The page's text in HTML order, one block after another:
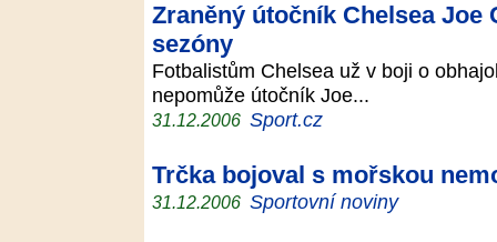
Zraněný útočník Chelsea Joe
sezóny
Fotbalistům Chelsea už v boji o
nepomůže útočník Joe...
31.12.2006 Sport.cz
Trčka bojoval s mořskou
31.12.2006 Sportovní noviny